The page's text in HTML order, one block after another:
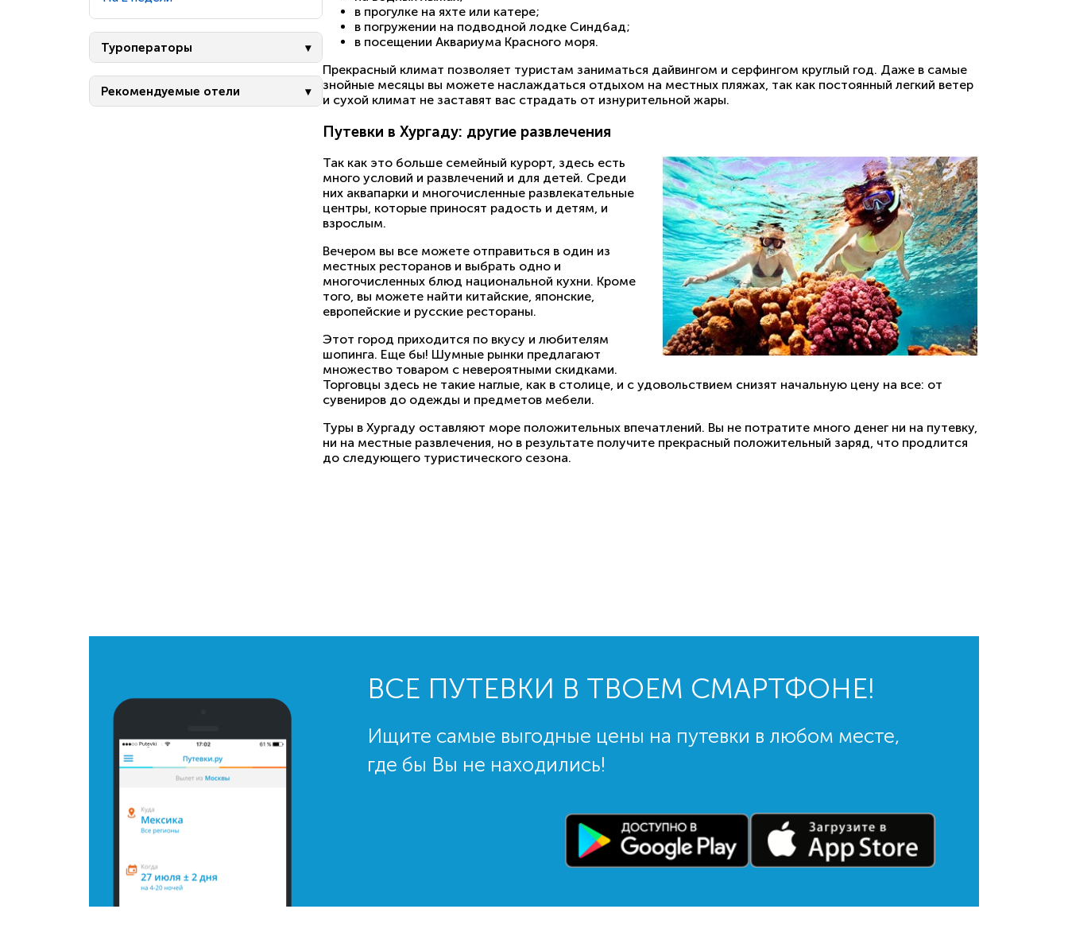
Туроператоры
Рекомендуемые отели
в прогулке на яхте или катере;
в погружении на подводной лодке Синдбад;
в посещении Аквариума Красного моря.
Прекрасный климат позволяет туристам заниматься дайвингом и серфингом круглый год. Даже в самые
знойные месяцы вы можете наслаждаться отдыхом на местных пляжах, так как постоянный легкий ветер
и сухой климат не заставят вас страдать от изнурительной жары.
Путевки в Хургаду: другие развлечения
Так как это больше семейный курорт, здесь есть
много условий и развлечений и для детей. Среди
них аквапарки и многочисленные развлекательные
центры, которые приносят радость и детям, и
взрослым.
Вечером вы все можете отправиться в один из
местных ресторанов и выбрать одно и
многочисленных блюд национальной кухни. Кроме
того, вы можете найти китайские, японские,
европейские и русские рестораны.
Этот город приходится по вкусу и любителям
шопинга. Еще бы! Шумные рынки предлагают
множество товаром с невероятными скидками.
Торговцы здесь не такие наглые, как в столице, и с удовольствием снизят начальную цену на все: от
сувениров до одежды и предметов мебели.
Туры в Хургаду оставляют море положительных впечатлений. Вы не потратите много денег ни на путевку,
ни на местные развлечения, но в результате получите прекрасный положительный заряд, что продлится
до следующего туристического сезона.
ВСЕ ПУТЕВКИ В ТВОЕМ СМАРТФОНЕ!
Ищите самые выгодные цены на путевки в любом месте,
где бы Вы не находились!